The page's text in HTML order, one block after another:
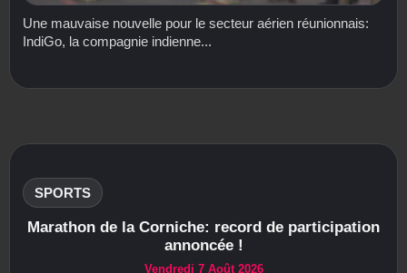
Une mauvaise nouvelle pour le secteur aérien réunionnais:
IndiGo, la compagnie indienne...
SPORTS
Marathon de la Corniche: record de participation
annoncée !
Vendredi 7 Août 2026